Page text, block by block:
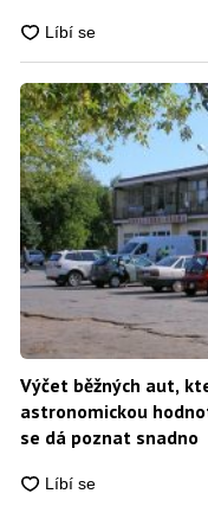
Výčet běžných aut,
astronomickou
se dá poznat snadno